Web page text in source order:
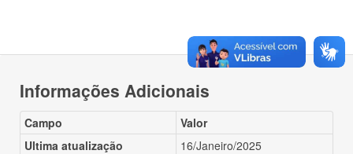
Informações Adicionais
Campo
Valor
Ultima atualização
16/Janeiro/2025